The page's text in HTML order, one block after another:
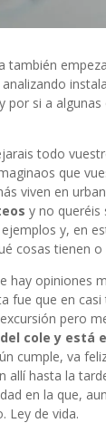
también
si a
todo
que
viven en
y no queréis
y, en
cosas tienen
opiniones
fue que en
pero
cole y está
cumple, va
allí hasta la
en la que,
Ley de vida.